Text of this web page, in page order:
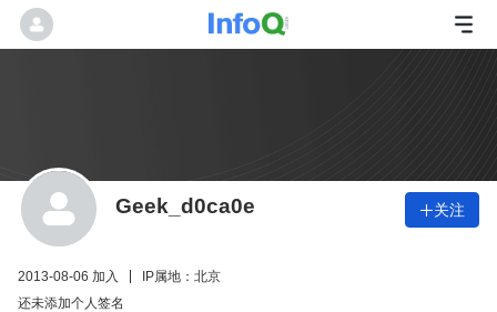
Geek_d0ca0e 关注
2013-08-06 加入
IP属地：北京
还未添加个人签名